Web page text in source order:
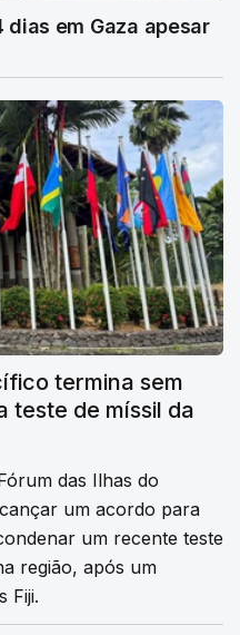
em Gaza apesar
termina sem
teste de míssil da
das Ilhas do
um acordo para
um recente teste
região, após um
Fiji.